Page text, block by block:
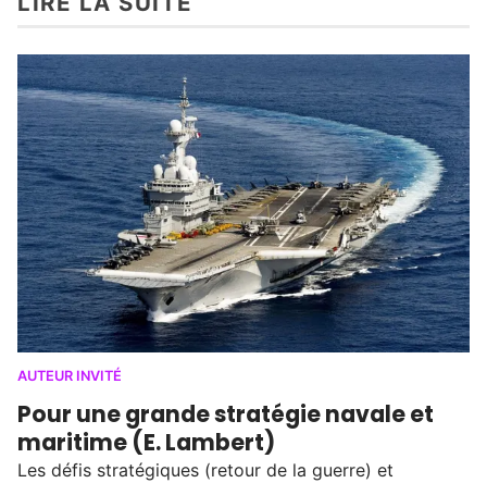
AUTEUR INVITÉ
Pour une grande stratégie navale et
maritime (E. Lambert)
Les défis stratégiques (retour de la guerre) et